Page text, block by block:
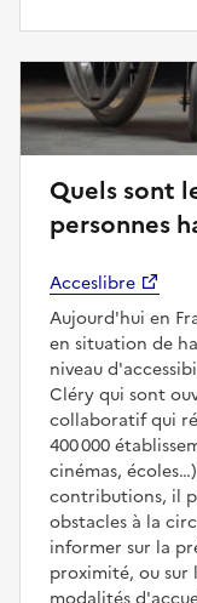
Quels sont
personnes
Acceslibre
Aujourd'hui en
en situation de
niveau
Cléry qui sont
collaboratif qui
400 000
cinémas,
contributions, il
obstacles à la
informer sur la
proximité, ou sur